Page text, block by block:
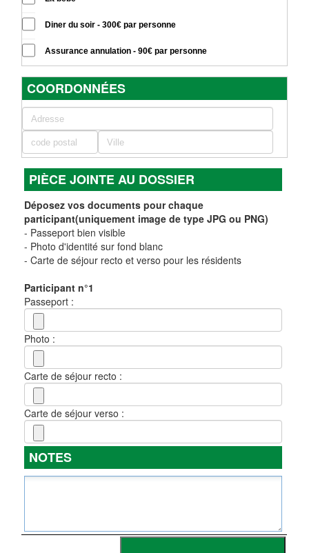
Diner du soir - 300€ par personne
Assurance annulation - 90€ par personne
COORDONNÉES
PIÈCE JOINTE AU DOSSIER
Déposez vos documents pour chaque
participant(uniquement image de type JPG ou PNG)
- Passeport bien visible
- Photo d'identité sur fond blanc
- Carte de séjour recto et verso pour les résidents
Participant n°1
Passeport :
Photo :
Carte de séjour recto :
Carte de séjour verso :
NOTES